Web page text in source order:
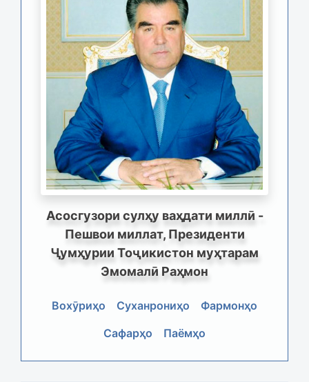
Асосгузори сулҳу ваҳдати миллӣ -
Пешвои миллат, Президенти
Ҷумҳурии Тоҷикистон муҳтарам
Эмомалӣ Раҳмон
Вохӯриҳо Суханрониҳо
Фармонҳо
Сафарҳо
Паёмҳо